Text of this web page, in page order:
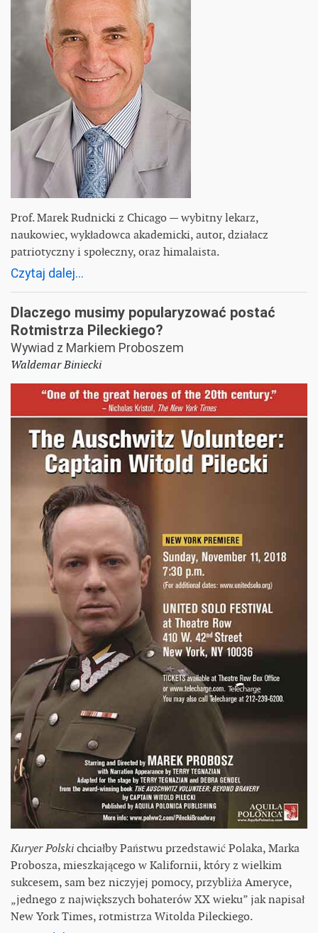
Prof. Marek Rudnicki z Chicago — wybitny lekarz,
naukowiec, wykładowca akademicki, autor, działacz
patriotyczny i społeczny, oraz himalaista.
Czytaj dalej...
Dlaczego musimy popularyzować postać
Rotmistrza Pileckiego?
Wywiad z Markiem Proboszem
Waldemar Biniecki
Kuryer Polskichciałby Państwu przedstawić Polaka, Marka
Probosza, mieszkającego w Kalifornii, który z wielkim
sukcesem, sam bez niczyjej pomocy, przybliża Ameryce,
„jednego z największych bohaterów XX wieku” jak napisał
New York Times, rotmistrza Witolda Pileckiego.